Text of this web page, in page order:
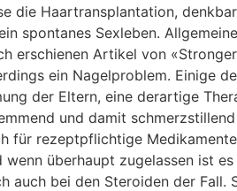
die Haartransplantation,
spontanes Sexleben.
erschienen Artikel von
ein Nagel­prob­lem. Einige
der Eltern, eine derartige
und damit
für rezeptpflichtige
überhaupt zugelassen ist
auch bei den Steroiden der